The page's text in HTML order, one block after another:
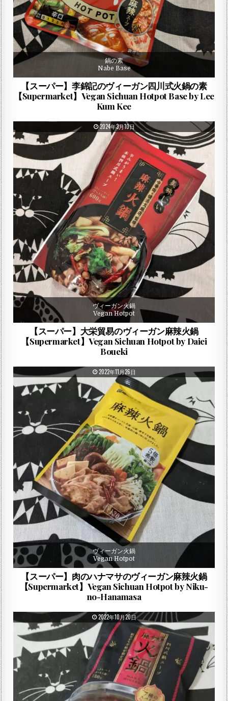
鍋の素
Nabe Base
【スーパー】李錦記のヴィーガン四川式火鍋の素
【Supermarket】Vegan Sichuan Hotpot Base by Lee
Kum Kee
PUBLISHED DATE:
2024年3月10日
ヴィーガン火鍋
Vegan Hotpot
【スーパー】大栄貿易のヴィーガン麻辣火鍋
【Supermarket】Vegan Sichuan Hotpot by Daiei
Boueki
PUBLISHED DATE:
2022年11月26日
ヴィーガン火鍋
Vegan Hotpot
【スーパー】肉のハナマサのヴィーガン麻辣火鍋
【Supermarket】Vegan Sichuan Hotpot by Niku-
no-Hanamasa
PUBLISHED DATE:
2022年10月20日